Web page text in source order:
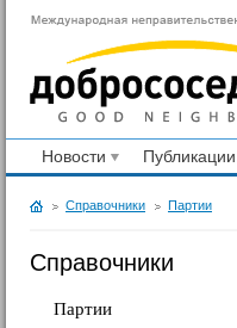
Новости Публикации
Справочники Партии
Справочники
Партии